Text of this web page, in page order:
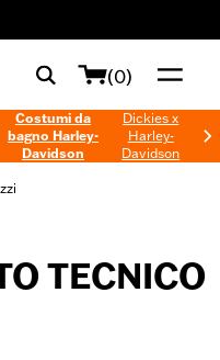
(0)
Costumi da
bagno Harley-
Davidson
Dickies x
Harley-
Davidson
TECNICO